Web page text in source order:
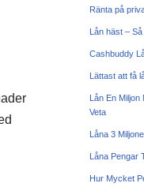
Ränta på
Lån häst –
Cashbuddy
Lättast att få
Lån En
Veta
Låna 3
Låna Pengar
Hur Mycket